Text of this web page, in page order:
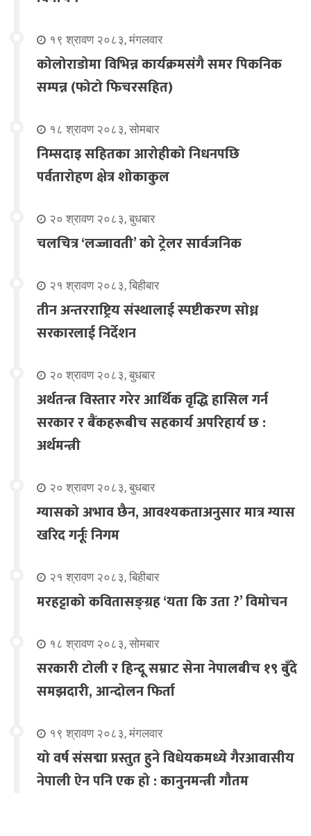
१९ श्रावण २०८३, मंगलवार
कोलोराडोमा विभिन्न कार्यक्रमसंगै समर पिकनिक
सम्पन्न (फोटो फिचरसहित)
१८ श्रावण २०८३, सोमबार
निम्सदाइ सहितका आरोहीको निधनपछि
पर्वतारोहण क्षेत्र शोकाकुल
२० श्रावण २०८३, बुधबार
चलचित्र ‘लज्जावती’ को ट्रेलर सार्वजनिक
२१ श्रावण २०८३, बिहीबार
तीन अन्तरराष्ट्रिय संस्थालाई स्पष्टीकरण सोध्न
सरकारलाई निर्देशन
२० श्रावण २०८३, बुधबार
अर्थतन्त्र विस्तार गरेर आर्थिक वृद्धि हासिल गर्न
सरकार र बैंकहरूबीच सहकार्य अपरिहार्य छ :
अर्थमन्त्री
२० श्रावण २०८३, बुधबार
ग्यासको अभाव छैन, आवश्यकताअनुसार मात्र ग्यास
खरिद गर्नूः निगम
२१ श्रावण २०८३, बिहीबार
मरहट्टाको कवितासङ्ग्रह ‘यता कि उता ?’ विमोचन
१८ श्रावण २०८३, सोमबार
सरकारी टोली र हिन्दू सम्राट सेना नेपालबीच १९ बुँदे
समझदारी, आन्दोलन फिर्ता
१९ श्रावण २०८३, मंगलवार
यो वर्ष संसद्मा प्रस्तुत हुने विधेयकमध्ये गैरआवासीय
नेपाली ऐन पनि एक हो : कानुनमन्त्री गौतम